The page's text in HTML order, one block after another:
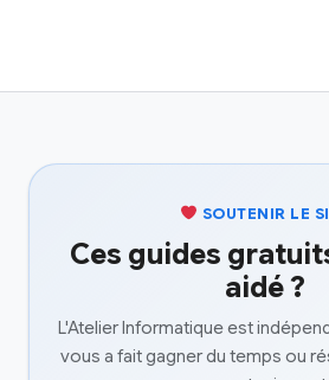
SOUTENIR LE
Ces guides
aidé ?
L'Atelier Informatique est
vous a fait gagner du temps ou